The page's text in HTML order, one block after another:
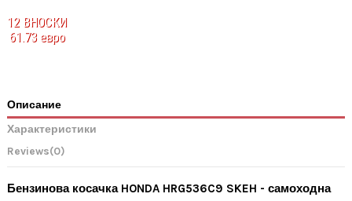
12 ВНОСКИ
61.73 евро
Описание
Характеристики
Reviews(0)
Бензинова косачка HONDA HRG536C9 SKEH - самоходна